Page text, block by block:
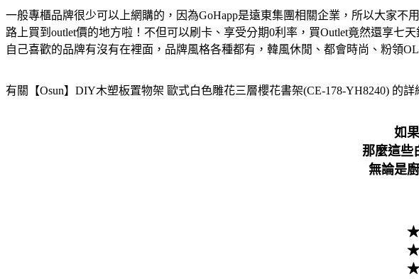
一般專櫃品牌很少可以上網購的，因為GoHapp是遠東集團相關企業，所以大家
路上買到outlet價的地方啦！不但可以刷卡、享受分期0利率，買Outlet竟然還享
自己喜歡的品牌有沒有在裡面，品牌風格各種都有，韓風休閒、都會時尚、粉領
有關【Osun】DIY木塑板置物架 歐式白色雕花三層櫻花書架(CE-178-YH8240) 的詳
如
那麼這些
無論是
★
★
★